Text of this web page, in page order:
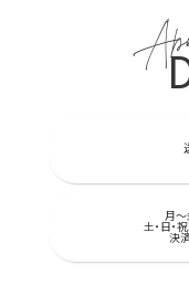
月
土・日・
決